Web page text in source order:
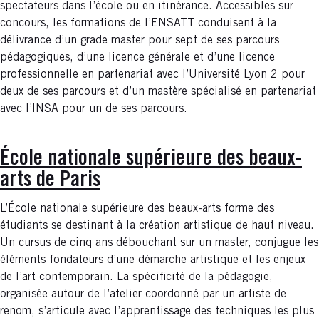
spectateurs dans l’école ou en itinérance. Accessibles sur
concours, les formations de l’ENSATT conduisent à la
délivrance d’un grade master pour sept de ses parcours
pédagogiques, d’une licence générale et d’une licence
professionnelle en partenariat avec l’Université Lyon 2 pour
deux de ses parcours et d’un mastère spécialisé en partenariat
avec l’INSA pour un de ses parcours.
École nationale supérieure des beaux-
arts de Paris
L’École nationale supérieure des beaux-arts forme des
étudiants se destinant à la création artistique de haut niveau.
Un cursus de cinq ans débouchant sur un master, conjugue les
éléments fondateurs d’une démarche artistique et les enjeux
de l’art contemporain. La spécificité de la pédagogie,
organisée autour de l’atelier coordonné par un artiste de
renom, s’articule avec l’apprentissage des techniques les plus